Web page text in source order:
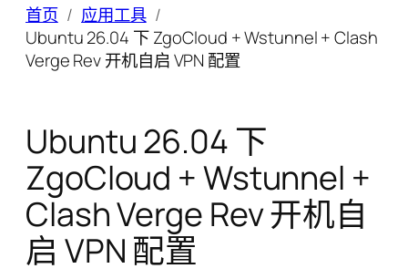
首页
应用工具
Ubuntu 26.04 下 ZgoCloud + Wstunnel + Clash
Verge Rev 开机自启 VPN 配置
Ubuntu 26.04 下
ZgoCloud + Wstunnel +
Clash Verge Rev 开机自
启 VPN 配置